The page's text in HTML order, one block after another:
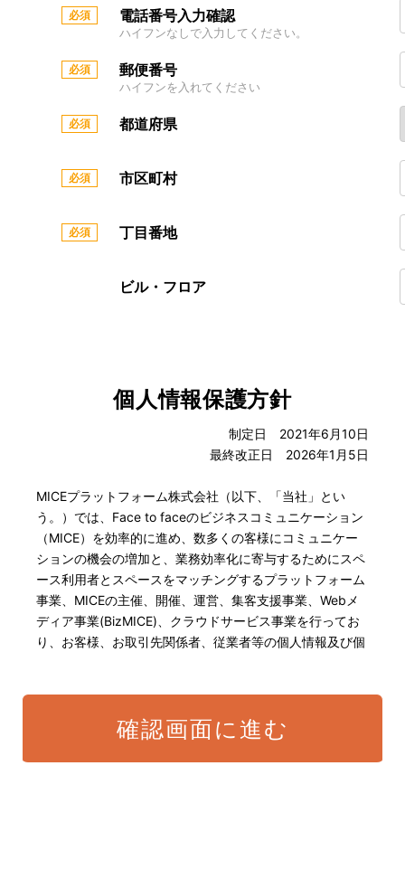
電話番号入力確認
ハイフンなしで入力してください。
郵便番号
ハイフンを入れてください
都道府県
市区町村
丁目番地
ビル・フロア
個人情報保護方針
制定日 2021年6月10日
最終改正日 2026年1月5日
MICEプラットフォーム株式会社（以下、「当社」とい
う。）では、Face to faceのビジネスコミュニケーション
（MICE）を効率的に進め、数多くの客様にコミュニケー
ションの機会の増加と、業務効率化に寄与するためにスペ
ース利用者とスペースをマッチングするプラットフォーム
事業、MICEの主催、開催、運営、集客支援事業、Webメ
ディア事業(BizMICE)、クラウドサービス事業を行ってお
り、お客様、お取引先関係者、従業者等の個人情報及び個
保護、個人情報に関する法規制等を遵守致します。 また、
以下に示す方針を具現化するための個人情報保護マネジメ
ントシステムを構築し、最新のIT技術の動向、社会的要請
確認画面に進む